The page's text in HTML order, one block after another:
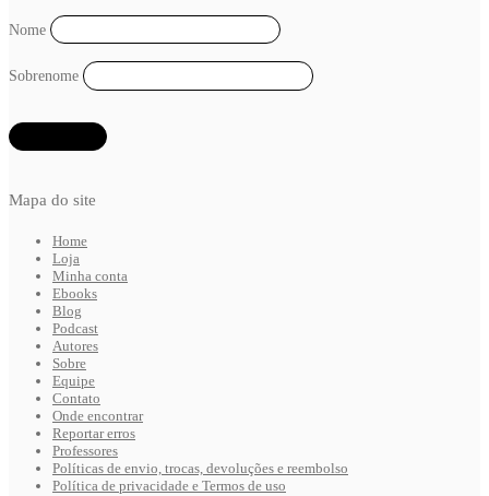
Mapa do site
Home
Loja
Minha conta
Ebooks
Blog
Podcast
Autores
Sobre
Equipe
Contato
Onde encontrar
Reportar erros
Professores
Políticas de envio, trocas, devoluções e reembolso
Política de privacidade e Termos de uso
Nome
Sobrenome